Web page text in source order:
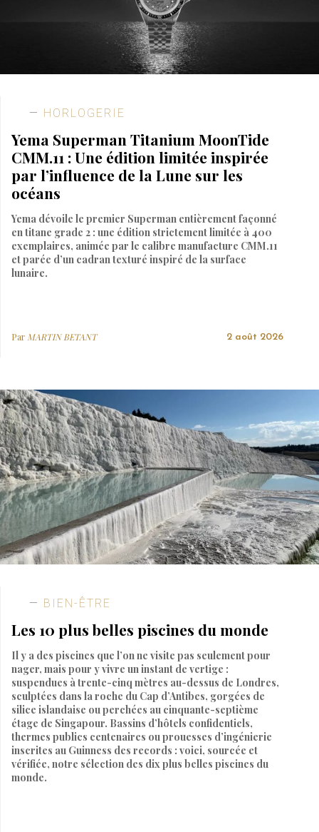
HORLOGERIE
Yema Superman Titanium MoonTide
CMM.11 : Une édition limitée inspirée
par l’influence de la Lune sur les
océans
Yema dévoile le premier Superman entièrement façonné
en titane grade 2 : une édition strictement limitée à 400
exemplaires, animée par le calibre manufacture CMM.11
et parée d’un cadran texturé inspiré de la surface
lunaire.
ParMARTIN BETANT 2 août 2026
BIEN-ÊTRE
Les 10 plus belles piscines du monde
Il y a des piscines que l’on ne visite pas seulement pour
nager, mais pour y vivre un instant de vertige :
suspendues à trente-cinq mètres au-dessus de Londres,
sculptées dans la roche du Cap d’Antibes, gorgées de
silice islandaise ou perchées au cinquante-septième
étage de Singapour. Bassins d’hôtels confidentiels,
thermes publics centenaires ou prouesses d’ingénierie
inscrites au Guinness des records : voici, sourcée et
vérifiée, notre sélection des dix plus belles piscines du
monde.